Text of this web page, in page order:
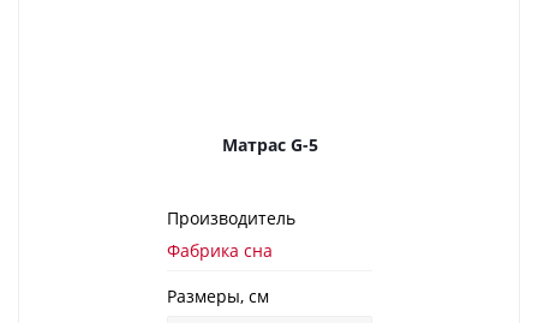
Матрас G-5
Производитель
Фабрика сна
Размеры, см